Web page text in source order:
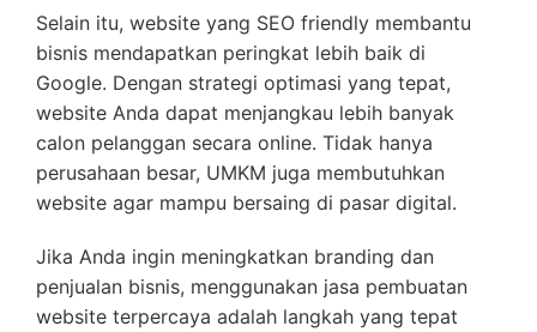
Selain itu, website yang SEO friendly membantu
bisnis mendapatkan peringkat lebih baik di
Google. Dengan strategi optimasi yang tepat,
website Anda dapat menjangkau lebih banyak
calon pelanggan secara online. Tidak hanya
perusahaan besar, UMKM juga membutuhkan
website agar mampu bersaing di pasar digital.
Jika Anda ingin meningkatkan branding dan
penjualan bisnis, menggunakan jasa pembuatan
website terpercaya adalah langkah yang tepat